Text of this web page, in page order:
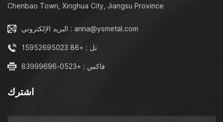
Chenbao Town, Xinghua City, Jiangsu Province
البريد الإلكتروني : anna@ysmetal.com
تل : +86 15952695023
فاكس : +0523-83999696
اشترك